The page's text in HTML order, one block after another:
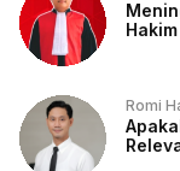
Romi